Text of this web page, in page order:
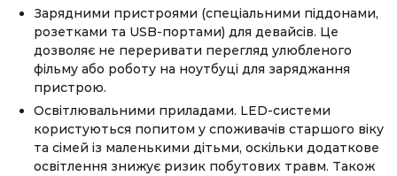
Зарядними пристроями (спеціальними піддонами,
розетками та USB-портами) для девайсів. Це
дозволяє не переривати перегляд улюбленого
фільму або роботу на ноутбуці для заряджання
пристрою.
Освітлювальними приладами. LED-системи
користуються попитом у споживачів старшого віку
та сімей із маленькими дітьми, оскільки додаткове
освітлення знижує ризик побутових травм. Також